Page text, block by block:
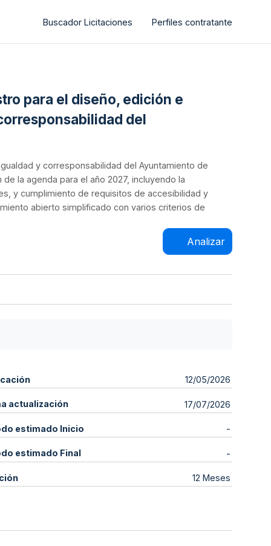
Buscador Licitaciones Perfiles contratante
para el diseño, edición e
del
y corresponsabilidad del Ayuntamiento de
la agenda para el año 2027, incluyendo la
y cumplimiento de requisitos de accesibilidad y
abierto simplificado con varios criterios de
Analizar
12/05/2026
actualización 17/07/2026
estimado Inicio -
estimado Final -
12 Meses